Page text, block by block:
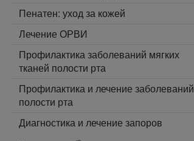
Пенатен: уход за кожей
Лечение ОРВИ
Профилактика заболеваний мягких
тканей полости рта
Профилактика и лечение заболеваний
полости рта
Диагностика и лечение запоров